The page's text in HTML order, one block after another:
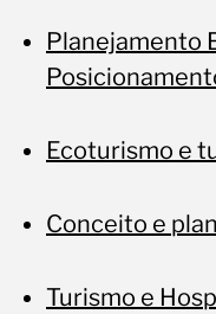
Planejamento
Ecoturismo e
Conceito e
Turismo e